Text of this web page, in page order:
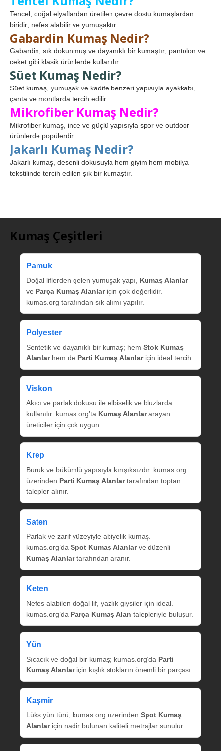
Tencel, doğal elyaflardan üretilen çevre dostu kumaşlardan
biridir; nefes alabilir ve yumuşaktır.
Gabardin Kumaş Nedir?
Gabardin, sık dokunmuş ve dayanıklı bir kumaştır; pantolon ve
ceket gibi klasik ürünlerde kullanılır.
Süet Kumaş Nedir?
Süet kumaş, yumuşak ve kadife benzeri yapısıyla ayakkabı,
çanta ve montlarda tercih edilir.
Mikrofiber Kumaş Nedir?
Mikrofiber kumaş, ince ve güçlü yapısıyla spor ve outdoor
ürünlerde popülerdir.
Jakarlı Kumaş Nedir?
Jakarlı kumaş, desenli dokusuyla hem giyim hem mobilya
tekstilinde tercih edilen şık bir kumaştır.
Kumaş Çeşitleri
Pamuk
Doğal liflerden gelen yumuşak yapı, Kumaş Alanlar
ve Parça Kumaş Alanlariçin çok değerlidir.
kumas.org tarafından sık alımı yapılır.
Polyester
Sentetik ve dayanıklı bir kumaş; hem Stok Kumaş
Alanlarhem de Parti Kumaş Alanlariçin ideal tercih.
Viskon
Akıcı ve parlak dokusu ile elbiselik ve bluzlarda
kullanılır. kumas.org’ta Kumaş Alanlararayan
üreticiler için çok uygun.
Krep
Buruk ve bükümlü yapısıyla kırışıksızdır. kumas.org
üzerinden Parti Kumaş Alanlartarafından toptan
talepler alınır.
Saten
Parlak ve zarif yüzeyiyle abiyelik kumaş.
kumas.org’da Spot Kumaş Alanlarve düzenli
Kumaş Alanlartarafından aranır.
Keten
Nefes alabilen doğal lif, yazlık giysiler için ideal.
kumas.org’da Parça Kumaş Alan talepleriyle buluşur.
Yün
Sıcacık ve doğal bir kumaş; kumas.org’da Parti
Kumaş Alanlariçin kışlık stokların önemli bir parçası.
Kaşmir
Lüks yün türü; kumas.org üzerinden Spot Kumaş
Alanlariçin nadir bulunan kaliteli metrajlar sunulur.